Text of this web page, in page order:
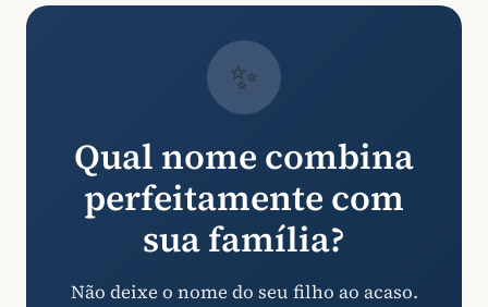
✨
Qual nome combina
perfeitamente com
sua família?
Não deixe o nome do seu filho ao acaso.